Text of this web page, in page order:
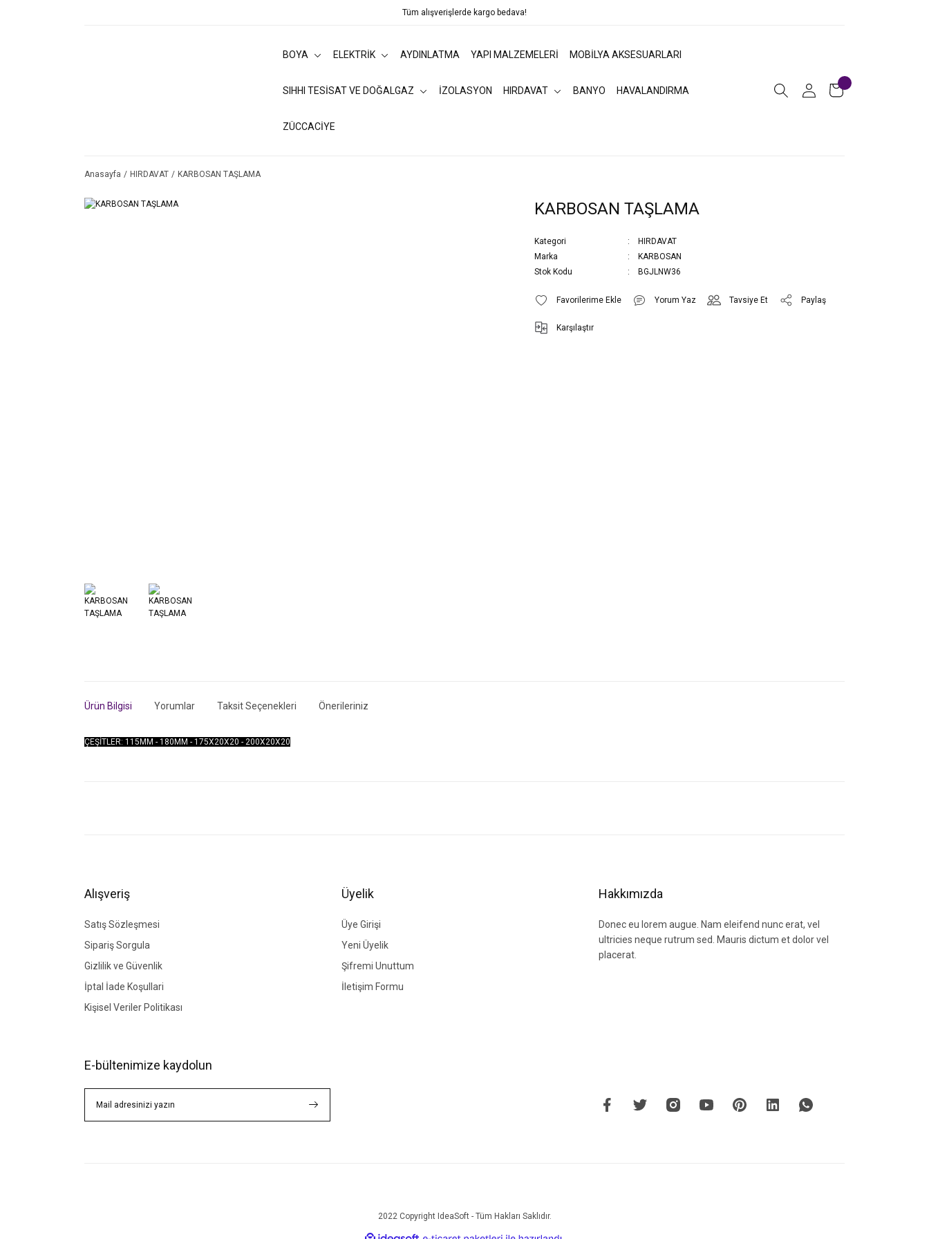
Tüm alışverişlerde kargo bedava!
BOYA ELEKTRİK AYDINLATMA YAPI MALZEMELERİ MOBİLYA AKSESUARLARI
SIHHI TESİSAT VE DOĞALGAZ İZOLASYON HIRDAVAT BANYO HAVALANDIRMA
ZÜCCACİYE
Anasayfa HIRDAVAT KARBOSAN TAŞLAMA
KARBOSAN TAŞLAMA
Kategori
HIRDAVAT
Marka
KARBOSAN
Stok Kodu
BGJLNW36
Yorum Yaz Tavsiye Et Paylaş
Karşılaştır
Ürün Bilgisi Yorumlar Taksit Seçenekleri Önerileriniz
ÇEŞİTLER: 115MM - 180MM - 175X20X20 - 200X20X20
Ürün fiyatı diğer sitelerden daha pahalı.
Bu ürüne benzer farklı alternatifler olmalı.
Alışveriş
Satış Sözleşmesi
Sipariş Sorgula
Gizlilik ve Güvenlik
İptal İade Koşullari
Kişisel Veriler Politikası
Üyelik
Üye Girişi
Yeni Üyelik
Şifremi Unuttum
İletişim Formu
Hakkımızda
Donec eu lorem augue. Nam eleifend nunc erat, vel
ultricies neque rutrum sed. Mauris dictum et dolor vel
placerat.
E-bültenimize kaydolun
2022 Copyright IdeaSoft - Tüm Hakları Saklıdır.